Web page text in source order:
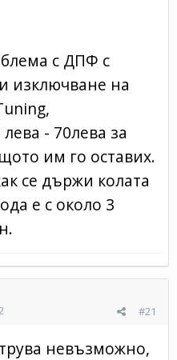
с ДПФ с
изключване на
- 70лева за
им го оставих.
се държи колата
е с около 3
#21
невъзможно,